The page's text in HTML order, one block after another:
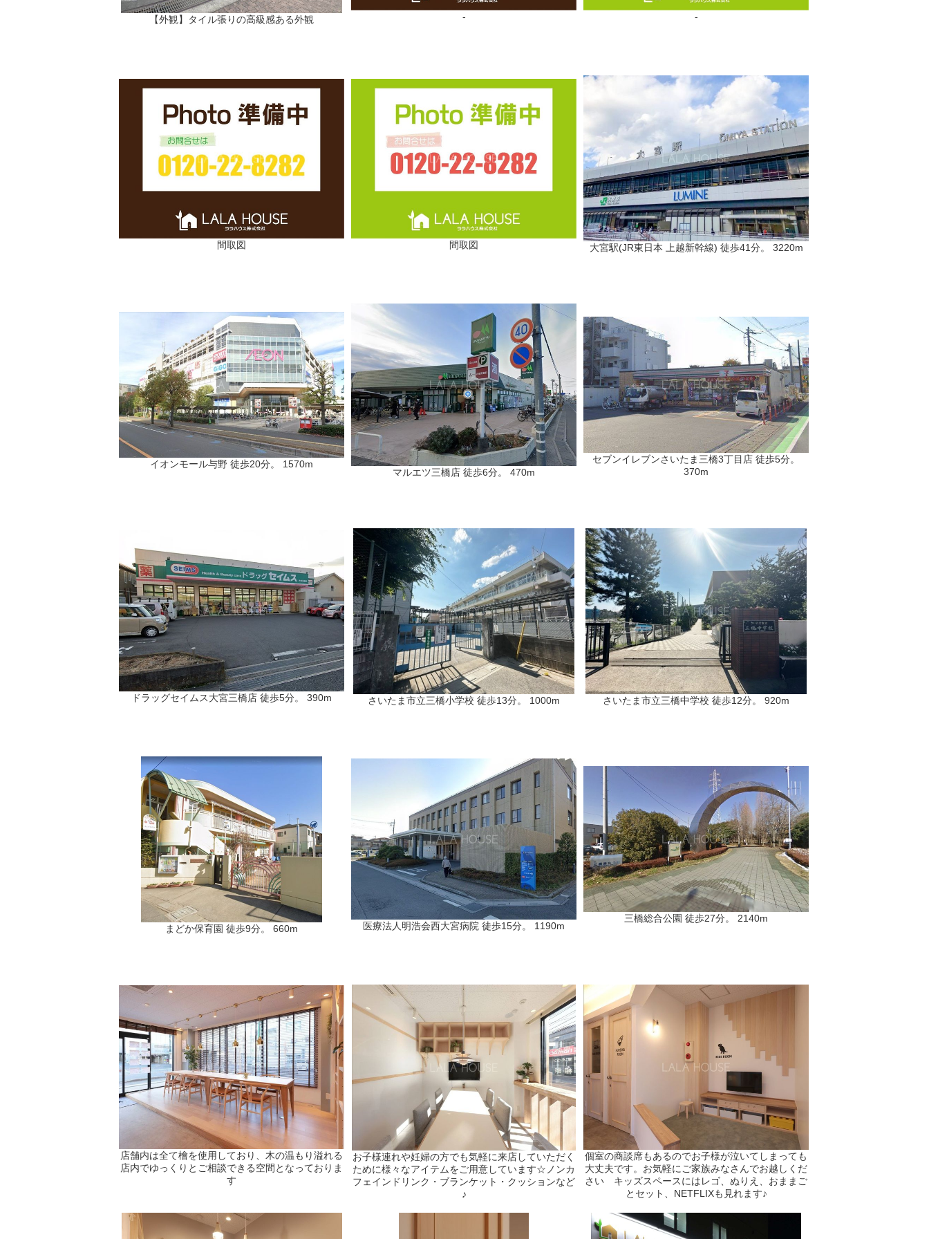
【外観】タイル張りの高級感ある外観 - -
間取図 間取図 大宮駅(JR東日本 上越新幹線) 徒歩41分。 3220m
イオンモール与野 徒歩20分。 1570m
マルエツ三橋店 徒歩6分。 470m
セブンイレブンさいたま三橋3丁目店 徒歩5分。
370m
ドラッグセイムス大宮三橋店 徒歩5分。 390m さいたま市立三橋小学校 徒歩13分。 1000m さいたま市立三橋中学校 徒歩12分。 920m
まどか保育園 徒歩9分。 660m 医療法人明浩会西大宮病院 徒歩15分。 1190m
三橋総合公園 徒歩27分。 2140m
店舗内は全て檜を使用しており、木の温もり溢れる
店内でゆっくりとご相談できる空間となっておりま
す
お子様連れや妊婦の方でも気軽に来店していただく
ために様々なアイテムをご用意しています☆ノンカ
フェインドリンク・ブランケット・クッションなど
♪
個室の商談席もあるのでお子様が泣いてしまっても
大丈夫です。お気軽にご家族みなさんでお越しくだ
さい キッズスペースにはレゴ、ぬりえ、おままご
とセット、NETFLIXも見れます♪